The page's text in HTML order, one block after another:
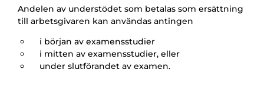
Andelen av understödet som betalas som ersättning
till arbetsgivaren kan användas antingen
i början av examensstudier
i mitten av examensstudier, eller
under slutförandet av examen.